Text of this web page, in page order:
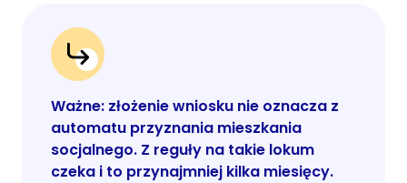
Ważne: złożenie wniosku nie oznacza z
automatu przyznania mieszkania
socjalnego. Z reguły na takie lokum
czeka i to przynajmniej kilka miesięcy.